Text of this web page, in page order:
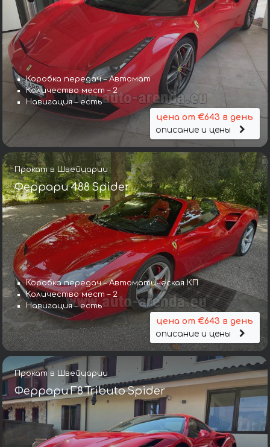
Коробка передач – Автомат
Количество мест – 2
Навигация – есть
цена от €643 в день
описание и цены
Прокат в Швейцарии
Феррари 488 Spider
Коробка передач – Автоматическая КП
Количество мест – 2
Навигация – есть
цена от €643 в день
описание и цены
Прокат в Швейцарии
Феррари F8 Tributo Spider